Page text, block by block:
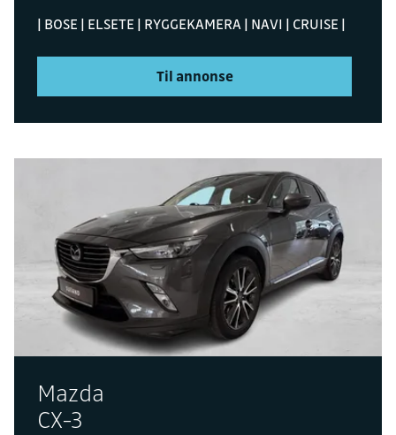
| BOSE | ELSETE | RYGGEKAMERA | NAVI | CRUISE |
Til annonse
Mazda
CX-3